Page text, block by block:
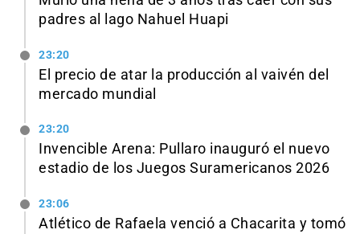
padres al lago Nahuel Huapi
23:20
El precio de atar la producción al vaivén del
mercado mundial
23:20
Invencible Arena: Pullaro inauguró el nuevo
estadio de los Juegos Suramericanos 2026
23:06
Atlético de Rafaela venció a Chacarita y tomó